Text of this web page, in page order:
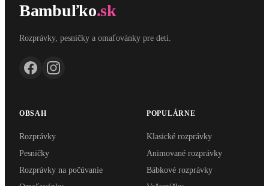
Bambuľko.sk
Rozprávky, pesničky a omaľovánky pre deti.
OBSAH
Rozprávky
Pesničky
Rozprávky na počúvanie
POPULÁRNE
Klasické rozprávky
Animované rozprávky
Bábkové rozprávky